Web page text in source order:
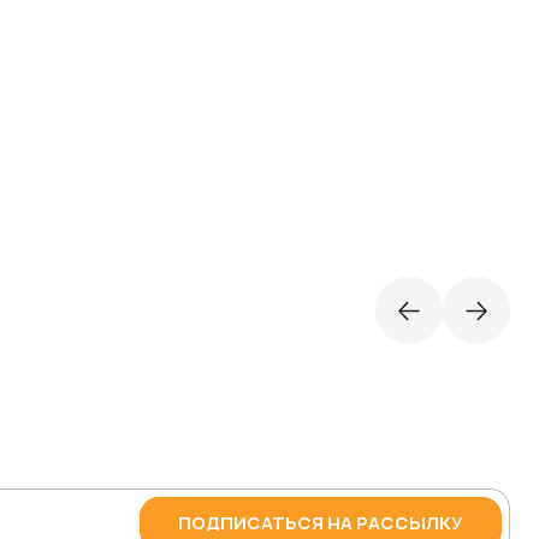
ПОДПИСАТЬСЯ НА РАССЫЛКУ